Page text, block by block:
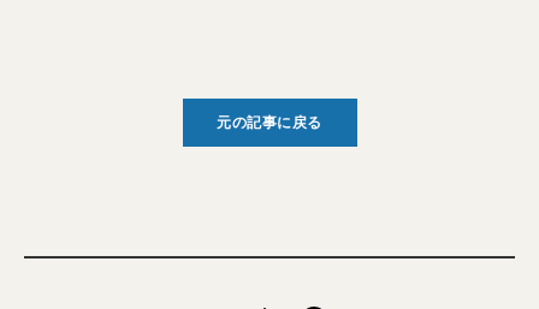
元の記事に戻る